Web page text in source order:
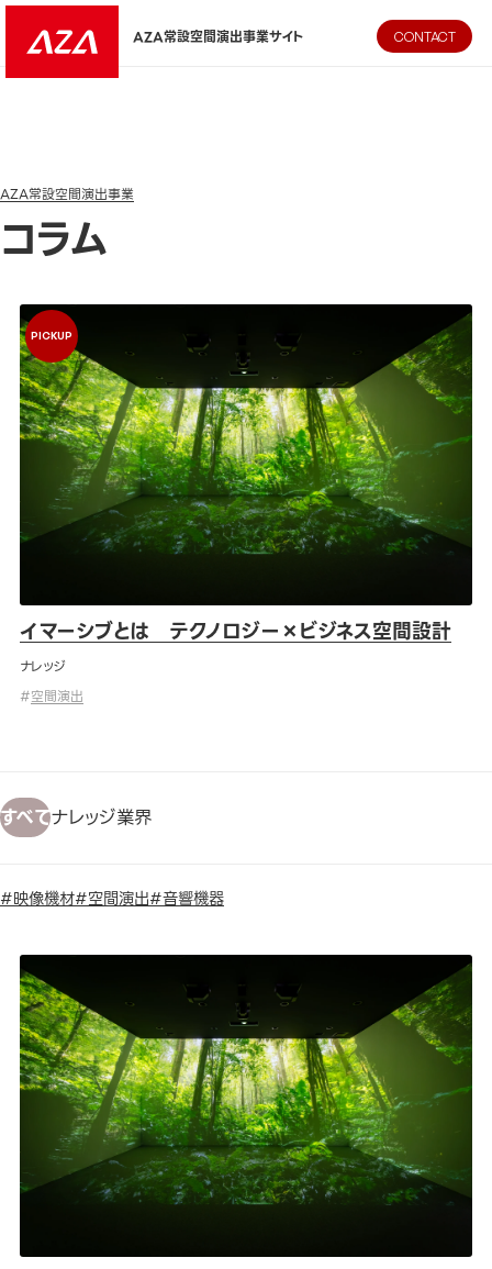
AZA CORPORATION（株式会社エージーエーコーポレーショ
AZA常設空間演出事業サイト CONTACT
AZA常設空間演出事業
コラム
イマーシブとは テクノロジー×ビジネス空間設計
イマーシブとは テクノロジー×ビジネス空間設計
ナレッジ
#空間演出
すべてナレッジ業界
#映像機材#空間演出#音響機器
イマーシブとは テクノロジー×ビジネス空間設計